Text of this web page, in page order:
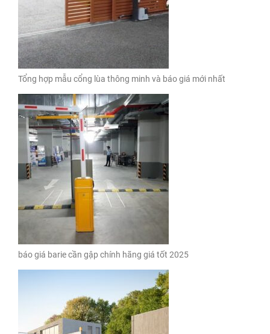
Tổng hợp mẫu cổng lùa thông minh và báo giá mới nhất
báo giá barie cần gập chính hãng giá tốt 2025